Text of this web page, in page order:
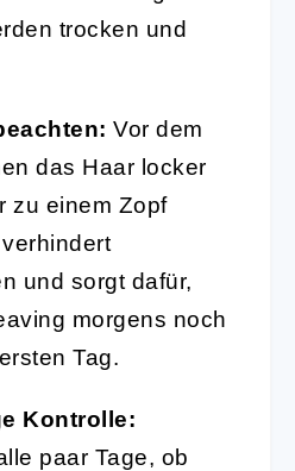
trocken und
Vor dem
das Haar locker
zu einem Zopf
und sorgt dafür,
morgens noch
Tag.
Kontrolle:
paar Tage, ob